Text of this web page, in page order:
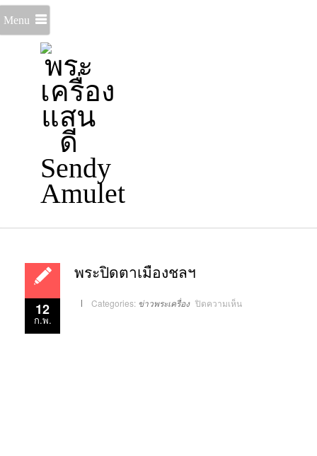
Menu
12
ก.พ.
พระปิดตาเมืองชลฯ
Categories: ข่าวพระเครื่อง ปิดความเห็นบน
พระ